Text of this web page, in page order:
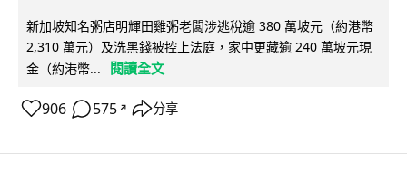
新加坡知名粥店明輝田雞粥老闆涉逃稅逾 380 萬坡元（約港幣
2,310 萬元）及洗黑錢被控上法庭，家中更藏逾 240 萬坡元現
金（約港幣...
閱讀全文
906 575 ↗ 分享